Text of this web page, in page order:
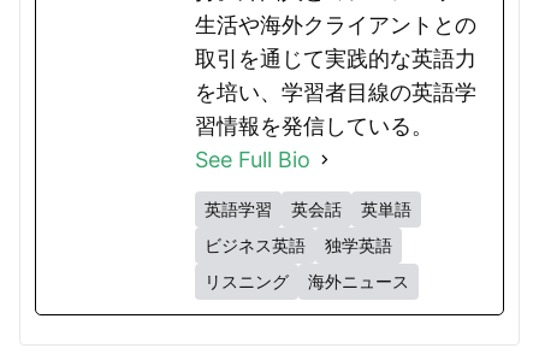
生活や海外クライアントとの
取引を通じて実践的な英語力
を培い、学習者目線の英語学
習情報を発信している。
See Full Bio
英語学習 英会話
英単語
ビジネス英語
独学英語
リスニング
海外ニュース